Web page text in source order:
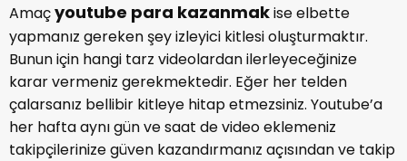
Amaçyoutube para kazanmakise elbette
yapmanız gereken şey izleyici kitlesi oluşturmaktır.
Bunun için hangi tarz videolardan ilerleyeceğinize
karar vermeniz gerekmektedir. Eğer her telden
çalarsanız bellibir kitleye hitap etmezsiniz. Youtube’a
her hafta aynı gün ve saat de video eklemeniz
takipçilerinize güven kazandırmanız açısından ve takip